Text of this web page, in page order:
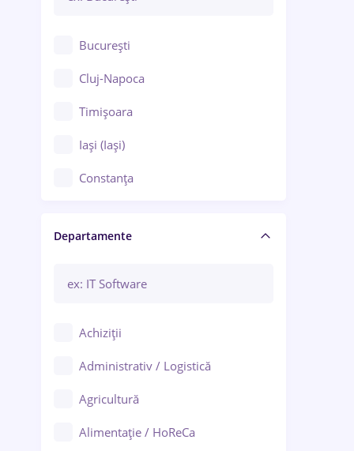
București
Cluj-Napoca
Timișoara
Iași (Iași)
Constanța
Brașov
Bacău
Galați (Galați)
Ploiești
Departamente
Achiziții
Administrativ / Logistică
Agricultură
Alimentație / HoReCa